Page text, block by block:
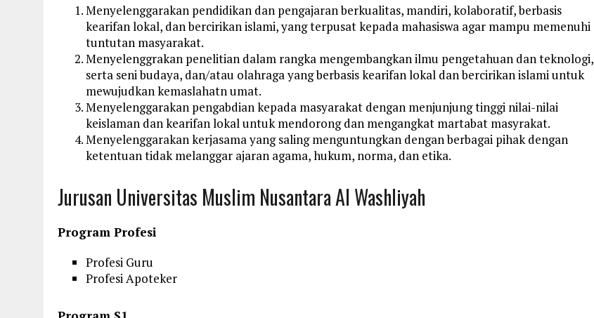
Menyelenggarakan pendidikan dan pengajaran berkualitas, mandiri, kolaboratif, berbasis
kearifan lokal, dan bercirikan islami, yang terpusat kepada mahasiswa agar mampu memenuhi
tuntutan masyarakat.
Menyelenggrakan penelitian dalam rangka mengembangkan ilmu pengetahuan dan teknologi,
serta seni budaya, dan/atau olahraga yang berbasis kearifan lokal dan bercirikan islami untuk
mewujudkan kemaslahatn umat.
Menyelenggarakan pengabdian kepada masyarakat dengan menjunjung tinggi nilai-nilai
keislaman dan kearifan lokal untuk mendorong dan mengangkat martabat masyrakat.
Menyelenggarakan kerjasama yang saling menguntungkan dengan berbagai pihak dengan
ketentuan tidak melanggar ajaran agama, hukum, norma, dan etika.
Jurusan Universitas Muslim Nusantara Al Washliyah
Program Profesi
Profesi Guru
Profesi Apoteker